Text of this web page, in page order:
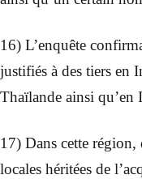
16) L’enquête
justifiés à des tiers en
Thaïlande ainsi qu’en
17) Dans cette
locales héritées de